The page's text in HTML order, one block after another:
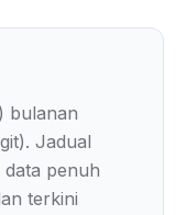
bulanan
Jadual
penuh
terkini